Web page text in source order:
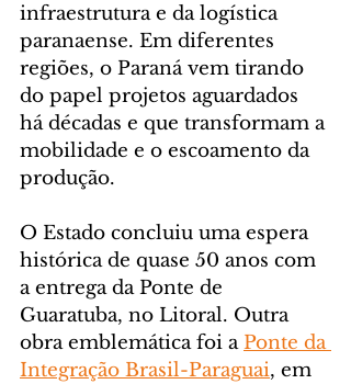
infraestrutura e da logística
paranaense. Em diferentes
regiões, o Paraná vem tirando
do papel projetos aguardados
há décadas e que transformam a
mobilidade e o escoamento da
produção.
O Estado concluiu uma espera
histórica de quase 50 anos com
a entrega da Ponte de
Guaratuba, no Litoral. Outra
obra emblemática foi a Ponte da
Integração Brasil-Paraguai, em